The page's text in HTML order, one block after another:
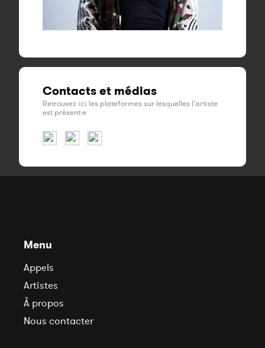
Contacts et médias
Retrouvez ici les plateformes sur lesquelles l'artiste
est présent·e
Menu
Appels
Artistes
À propos
Nous contacter